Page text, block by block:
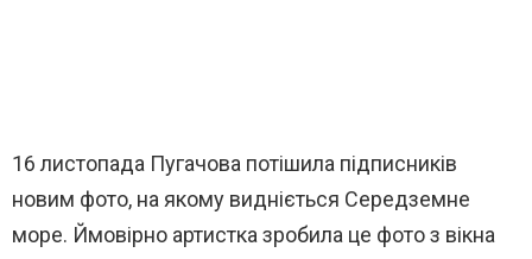
16 листопада Пугачова потішила підписників
новим фото, на якому видніється Середземне
море. Ймовірно артистка зробила це фото з вікна